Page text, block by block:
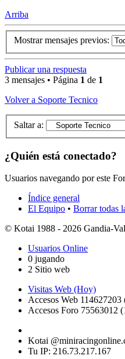
Arriba
Mostrar mensajes previos:
Publicar una respuesta
3 mensajes • Página 1 de 1
Volver a Soporte Tecnico
Saltar a:
¿Quién está conectado?
Usuarios navegando por este
Índice general
El Equipo • Borrar todas
© Kotai 1988 - 2026 Gandia-
Usuarios Online
0 jugando
2 Sitio web
Visitas Web (Hoy)
Accesos Web 114627203
Accesos Foro 75563012
Kotai
Tu IP: 216.73.217.167